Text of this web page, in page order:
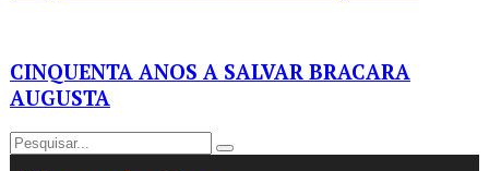
CINQUENTA ANOS A SALVAR BRACARA
AUGUSTA